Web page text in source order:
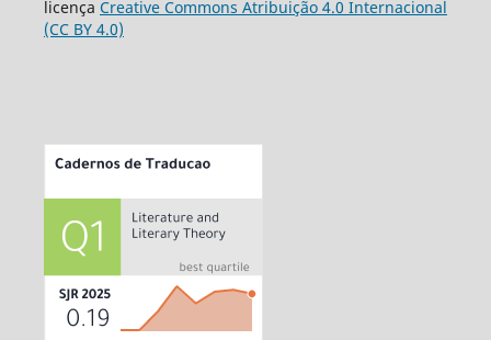
licença Creative Commons Atribuição 4.0 Internacional
(CC BY 4.0)